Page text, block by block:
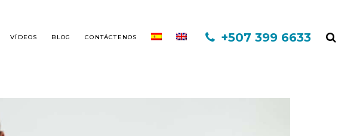
VÍDEOS BLOG CONTÁCTENOS +507 399 6633